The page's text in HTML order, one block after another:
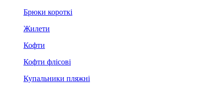
Брюки короткі
Жилети
Кофти
Кофти флісові
Купальники пляжні